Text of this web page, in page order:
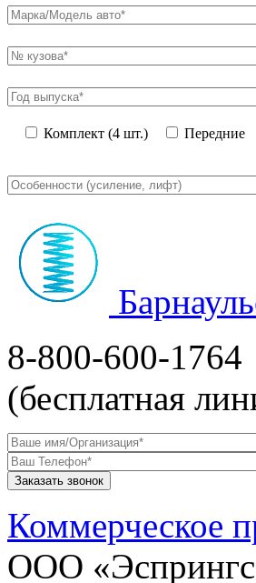
Комплект (4 шт.) Передние
8-800-600-1764
(бесплатная
Коммерческое
ООО